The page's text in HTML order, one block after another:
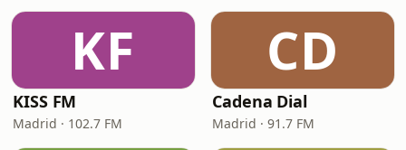
KF
KISS FM
Madrid · 102.7 FM
CD
Cadena Dial
Madrid · 91.7 FM